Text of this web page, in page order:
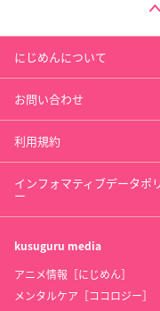
にじめんについて
お問い合わせ
利用規約
インフォマティブデータポ
ー
kusuguru media
アニメ情報［にじめん］
メンタルケア［ココロジー］